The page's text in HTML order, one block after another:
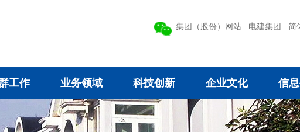
集团（股份）网站 电建集团 简
工作 业务领域 科技创新 企业文化 信